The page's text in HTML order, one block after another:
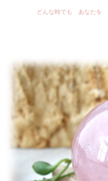
どんな時でも あなたを